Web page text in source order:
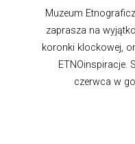
Muzeum
zaprasza na
koronki klockowej,
ETNOinspiracje.
czerwca w